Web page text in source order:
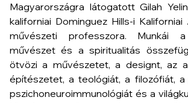
Magyarországra látogatott Gilah
kaliforniai Dominguez Hills-i
művészeti professzora. Munkái
művészet és a spiritualitás
ötvözi a művészetet, a designt, az
építészetet, a teológiát, a filozófiát, a
pszichoneuroimmunológiát és a